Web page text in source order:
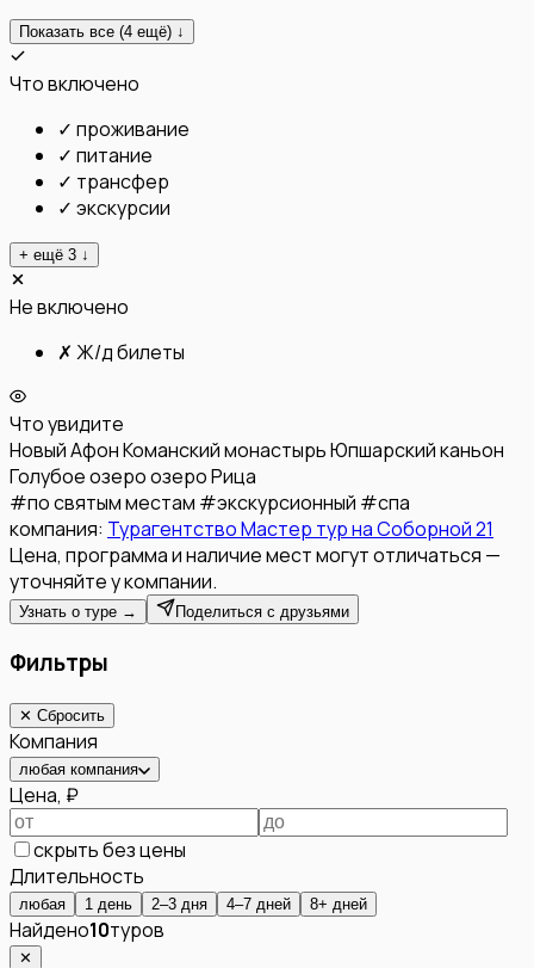
Показать все (4 ещё) ↓
Что включено
✓ проживание
✓ питание
✓ трансфер
✓ экскурсии
+ ещё 3 ↓
Не включено
✗ Ж/д билеты
Что увидите
Новый АфонКоманский монастырьЮпшарский каньон
Голубое озероозеро Рица
#по святым местам #экскурсионный #спа
компания: Турагентство Мастер тур на Соборной 21
Цена, программа и наличие мест могут отличаться —
уточняйте у компании.
Узнать о туре → Поделиться с друзьями
Фильтры
✕ Сбросить
Компания
любая компания
Цена, ₽
скрыть без цены
Длительность
любая 1 день 2–3 дня 4–7 дней 8+ дней
Найдено10туров
✕